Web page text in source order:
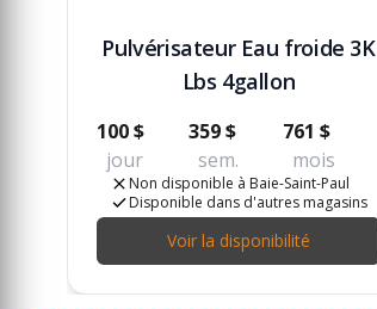
Pulvérisateur Eau froide 3K
Lbs 4gallon
100 $
jour
359 $
sem.
761 $
mois
Non disponible à Baie-Saint-Paul
Disponible dans d'autres magasins
Voir la disponibilité